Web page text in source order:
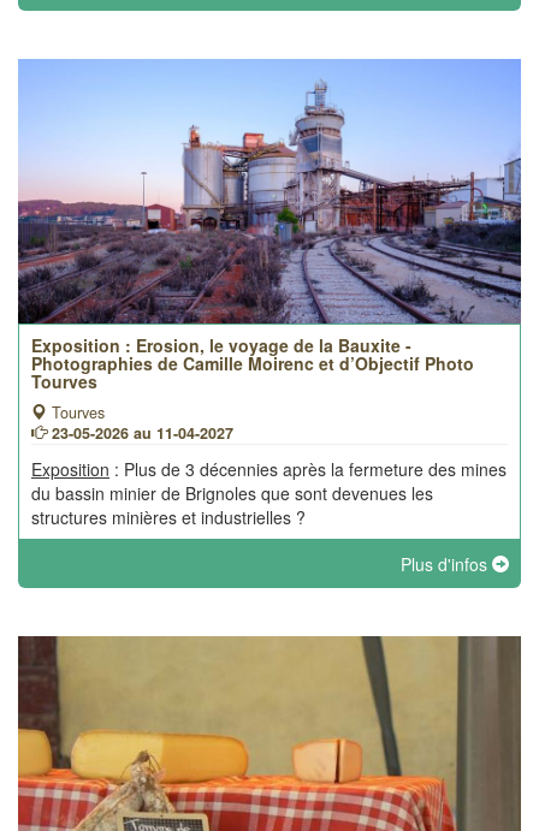
Exposition : Erosion, le voyage de la Bauxite -
Photographies de Camille Moirenc et d’Objectif Photo
Tourves
Tourves
23-05-2026 au 11-04-2027
Exposition : Plus de 3 décennies après la fermeture des mines
du bassin minier de Brignoles que sont devenues les
structures minières et industrielles ?
Plus d'infos